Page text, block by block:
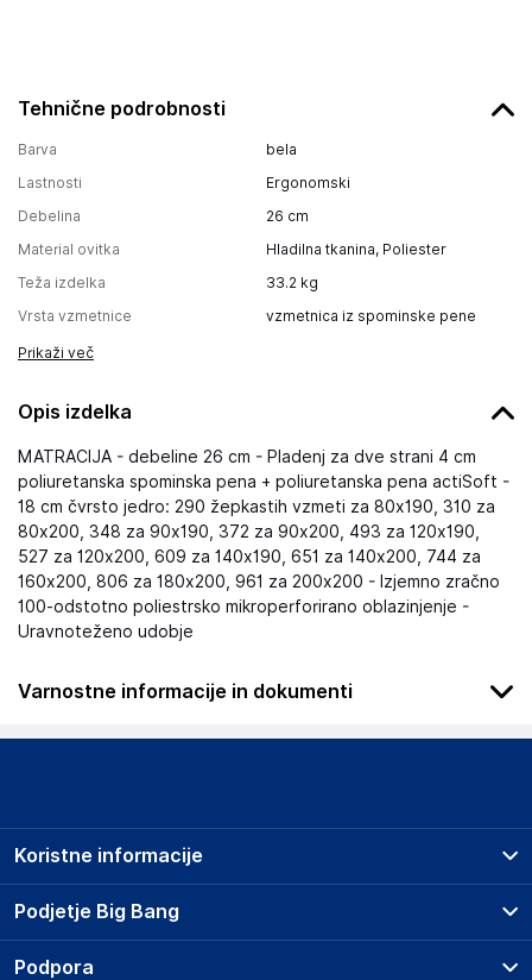
Tehnične podrobnosti
Barva
bela
Lastnosti
Ergonomski
Debelina
26 cm
Material ovitka
Hladilna tkanina, Poliester
Teža izdelka
33.2 kg
Vrsta vzmetnice
vzmetnica iz spominske pene
Prikaži več
Opis izdelka
MATRACIJA - debeline 26 cm - Pladenj za dve strani 4 cm
poliuretanska spominska pena + poliuretanska pena actiSoft -
18 cm čvrsto jedro: 290 žepkastih vzmeti za 80x190, 310 za
80x200, 348 za 90x190, 372 za 90x200, 493 za 120x190,
527 za 120x200, 609 za 140x190, 651 za 140x200, 744 za
160x200, 806 za 180x200, 961 za 200x200 - Izjemno zračno
100-odstotno poliestrsko mikroperforirano oblazinjenje -
Uravnoteženo udobje
Varnostne informacije in dokumenti
Podatki o proizvajalcu
Lovemynight
France
Podjetje Big Bang
O podjetju
Koristne informacije
Prodajna mesta
Storitve
Podpora